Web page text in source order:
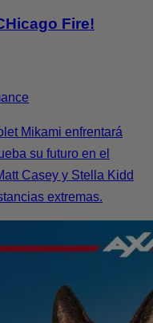
Fire!
Mikami enfrentará
su futuro en el
Casey y Stella Kidd
extremas.